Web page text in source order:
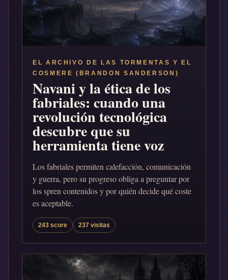
EL ARCHIVO DE LAS TORMENTAS Y EL
COSMERE (BRANDON SANDERSON)
Navani y la ética de los
fabriales: cuando una
revolución tecnológica
descubre que su
herramienta tiene voz
Los fabriales permiten calefacción, comunicación
y guerra, pero su progreso obliga a preguntar por
los spren contenidos y por quién decide qué coste
es aceptable.
243 score 237 visitas